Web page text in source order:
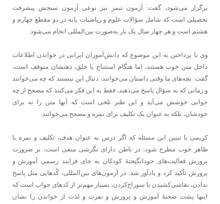
برگزار می‌شود، گفت: آزمون تیمز نیز نوعی آزمون سنجش پیشرفت
تحصیلی است که شامل سؤالات علوم و ریاضیات پایه در دو مقطع چهارم و
هشتم است و هر چهار سال یک بار به‌صورت بین‌المللی انجام می‌شود.
وی با پرداختن به این موضوع که دانش‌آموزان ایرانی در خواندن اطلاعات
داخل متن خوب هستند، اما هنگام استتناج یا خلق، ذهنشان متوقف است،
گفت: بچه‌های ما وقتی داستان می‌خوانند، دنبال این نیستند که چه می‌خوانند
و زمانی که به سؤال پاسخ می‌دهند، فقط به این فکر می‌کنند که مصحح از چه
جوابی خوشش می‌آید و این طنز تلخی است که آنها متن را نه برای
خودشان، بلکه به عنوان یک تکلیف برای نمره و مصحح می‌خوانند.
کریمی با تبیین این مسئله که اگر درس به عنوان هدف، تکلیف و نمره با
ظاهر خوب مطرح شود، در باطن دارای نگرشی منفی است، بر ضرورت
پرورش فعالیت‌های خودانگیختۀ کودکان به جای فرایند رسمی آموزش و
پرورش تأکید کرد و یادآور شد: در آزمون‌های بین‌المللی، کُدهایی مثل پاسخ
ندادن، نقاشی‌کشیدن یا سوراخ‌کردن، بسیار مهم‌تر از کدهای جواب است که
اینها پشت صحنۀ آموزش و پرورش و نفرت و لذت از خواندن را نشان